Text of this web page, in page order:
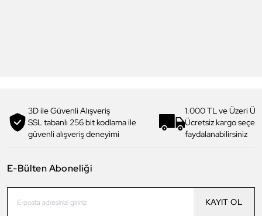
3D ile Güvenli Alışveriş
SSL tabanlı 256 bit kodlama ile
güvenli alışveriş deneyimi
1.000 TL ve Üzeri
Ücretsiz kargo
faydalanabilirsiniz
E-Bülten Aboneliği
KAYIT OL